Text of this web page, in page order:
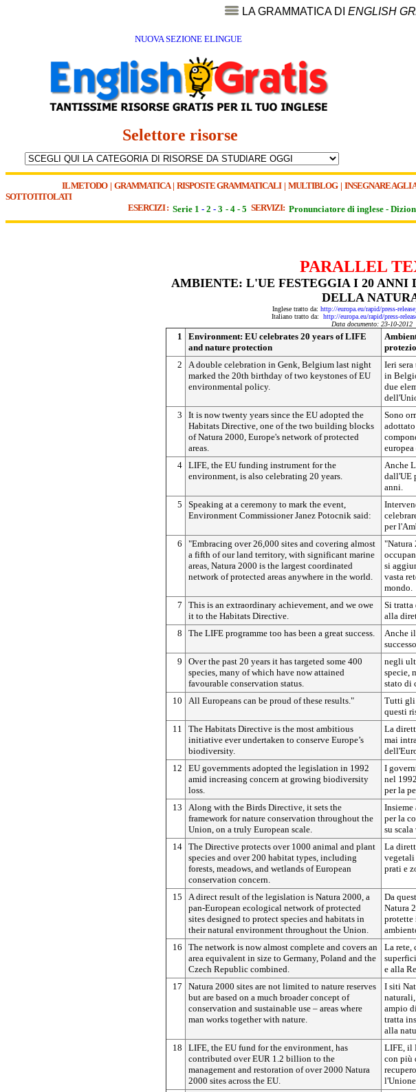
LA GRAMMATICA DI ENGLISH
NUOVA SEZIONE ELINGUE
Selettore risorse
IL METODO| GRAMMATICA| RISPOSTE GRAMMATICALI| MULTIBLOG| INSEGNARE AGLI
SOTTOTITOLATI
ESERCIZI : Serie 1 - 2 - 3 - 4 - 5 SERVIZI: Pronunciatore di inglese -
PARALLEL
AMBIENTE: L'UE FESTEGGIA I 20 ANNI
DELLA
Inglese tratto da: http://europa.eu/rapid/press-
Italiano tratto da: http://europa.eu/rapid/press-
Data documento: 23-10-2012
1
Environment: EU celebrates 20 years of LIFE
and nature protection
2
A double celebration in Genk, Belgium last night
marked the 20th birthday of two keystones of EU
environmental policy.
Ieri
in
due
3
It is now twenty years since the EU adopted the
Habitats Directive, one of the two building blocks
of Natura 2000, Europe's network of protected
areas.
Sono
4 LIFE, the EU funding instrument for the
environment, is also celebrating 20 years.
Anche
dall'UE
anni.
5
Speaking at a ceremony to mark the event,
Environment Commissioner Janez Potocnik said:
per
6
"Embracing over 26,000 sites and covering almost
a fifth of our land territory, with significant marine
areas, Natura 2000 is the largest coordinated
network of protected areas anywhere in the world.
"Natura
si
vasta
mondo.
7
This is an extraordinary achievement, and we owe
it to the Habitats Directive.
Si tratta
alla
8
The LIFE programme too has been a great success.
Anche
9
Over the past 20 years it has targeted some 400
species, many of which have now attained
favourable conservation status.
negli
specie,
stato di
10
All Europeans can be proud of these results."
Tutti gli
questi
11
The Habitats Directive is the most ambitious
initiative ever undertaken to conserve Europe’s
biodiversity.
La
mai
12
EU governments adopted the legislation in 1992
amid increasing concern at growing biodiversity
loss.
I
nel
per la
13
Along with the Birds Directive, it sets the
framework for nature conservation throughout the
Union, on a truly European scale.
per la
su scala
14 The Directive protects over 1000 animal and plant
species and over 200 habitat types, including
forests, meadows, and wetlands of European
conservation concern.
La
prati e
15
A direct result of the legislation is Natura 2000, a
pan-European ecological network of protected
sites designed to protect species and habitats in
their natural environment throughout the Union.
Da
Natura
protette
16
The network is now almost complete and covers an
area equivalent in size to Germany, Poland and the
Czech Republic combined.
La rete,
e alla
17
Natura 2000 sites are not limited to nature reserves
but are based on a much broader concept of
conservation and sustainable use – areas where
man works together with nature.
I siti
ampio
tratta
alla
18
LIFE, the EU fund for the environment, has
contributed over EUR 1.2 billion to the
management and restoration of over 2000 Natura
2000 sites across the EU.
LIFE, il
con più